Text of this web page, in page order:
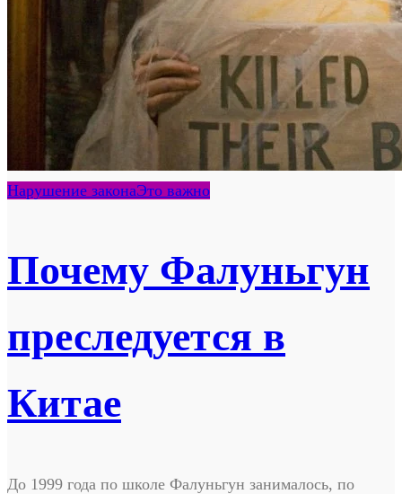
Нарушение законаЭто важно
Почему Фалуньгун
преследуется в
Китае
До 1999 года по школе Фалуньгун занималось, по